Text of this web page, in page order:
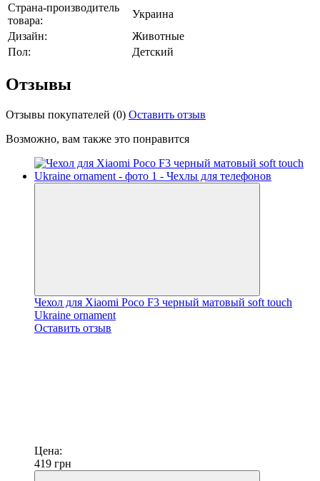
Страна-производитель
товара:
Украина
Дизайн:
Животные
Пол:
Детский
Отзывы
Отзывы покупателей (0) Оставить отзыв
Возможно, вам также это понравится
Чехол для Xiaomi Poco F3 черный матовый soft touch
Ukraine ornament
Оставить отзыв
Цена:
419 грн